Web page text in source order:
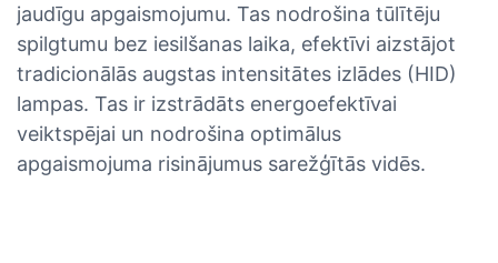
jaudīgu apgaismojumu. Tas nodrošina tūlītēju
spilgtumu bez iesilšanas laika, efektīvi aizstājot
tradicionālās augstas intensitātes izlādes (HID)
lampas. Tas ir izstrādāts energoefektīvai
veiktspējai un nodrošina optimālus
apgaismojuma risinājumus sarežģītās vidēs.